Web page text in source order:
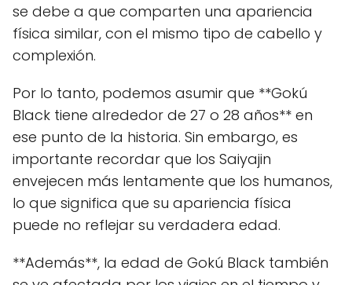
se debe a que comparten una apariencia
física similar, con el mismo tipo de cabello y
complexión.
Por lo tanto, podemos asumir que **Gokú
Black tiene alrededor de 27 o 28 años** en
ese punto de la historia. Sin embargo, es
importante recordar que los Saiyajin
envejecen más lentamente que los humanos,
lo que significa que su apariencia física
puede no reflejar su verdadera edad.
**Además**, la edad de Gokú Black también